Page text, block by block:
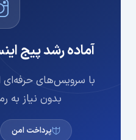
آماده رشد پیج
با سرویس‌های حرفه‌ای
بدون نیاز به
پرداخت امن